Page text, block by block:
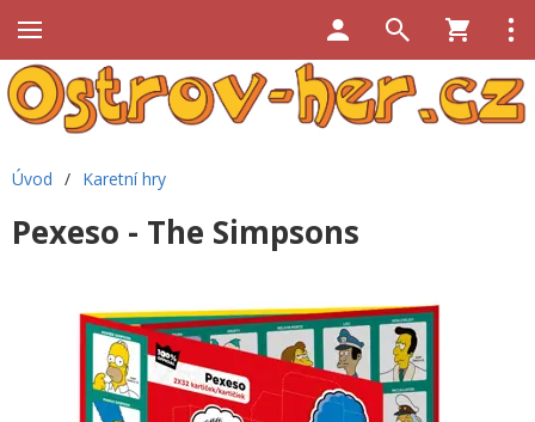
Úvod / Karetní hry
Pexeso - The Simpsons